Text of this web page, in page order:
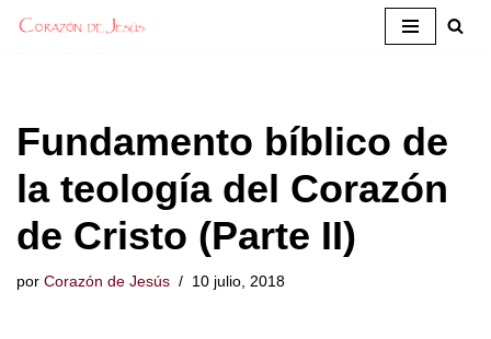
Fundamento bíblico de
la teología del Corazón
de Cristo (Parte II)
por Corazón de Jesús 10 julio, 2018